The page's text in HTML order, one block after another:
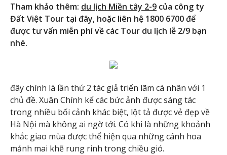
Tham khảo thêm: du lịch Miền tây 2-9 của công ty
Đất Việt Tour tại đây, hoặc liên hệ 1800 6700 để
được tư vấn miễn phí về các Tour du lịch lễ 2/9 bạn
nhé.
đây chính là lần thứ 2 tác giả triển lãm cá nhân với 1
chủ đề. Xuân Chính kể các bức ảnh được sáng tác
trong nhiều bối cảnh khác biệt, lột tả được vẻ đẹp về
Hà Nội mà không ai ngờ tới. Có khi là những khoảnh
khắc giao mùa được thể hiện qua những cánh hoa
mảnh mai khẽ rung rinh trong chiều gió.